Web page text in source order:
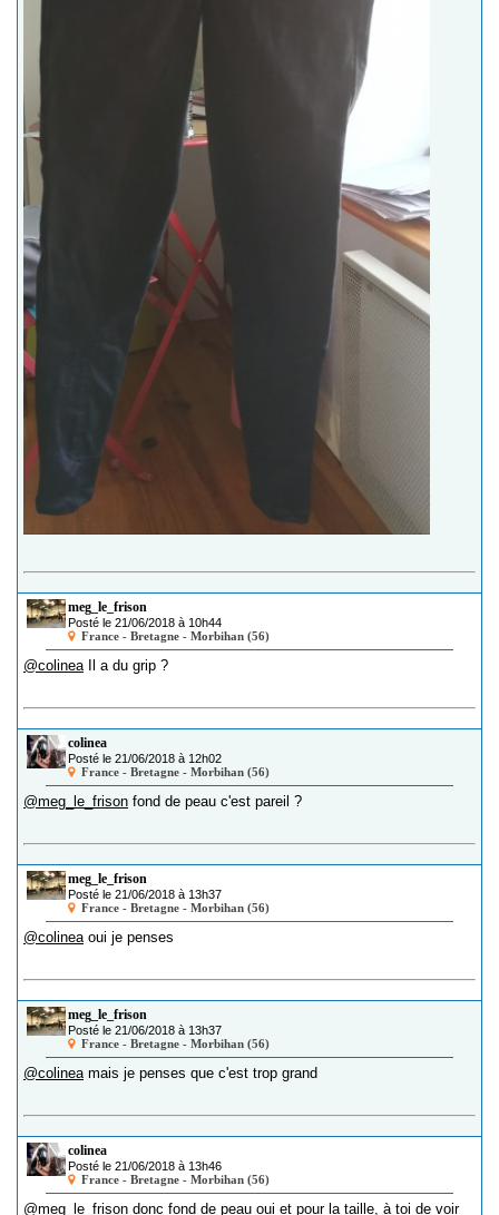
meg_le_frison
Posté le 21/06/2018 à 10h44
France - Bretagne - Morbihan (56)
@colinea Il a du grip ?
colinea
Posté le 21/06/2018 à 12h02
France - Bretagne - Morbihan (56)
@meg_le_frison fond de peau c'est pareil ?
meg_le_frison
Posté le 21/06/2018 à 13h37
France - Bretagne - Morbihan (56)
@colinea oui je penses
meg_le_frison
Posté le 21/06/2018 à 13h37
France - Bretagne - Morbihan (56)
@colinea mais je penses que c'est trop grand
colinea
Posté le 21/06/2018 à 13h46
France - Bretagne - Morbihan (56)
@meg_le_frison donc fond de peau oui et pour la taille, à toi de voir